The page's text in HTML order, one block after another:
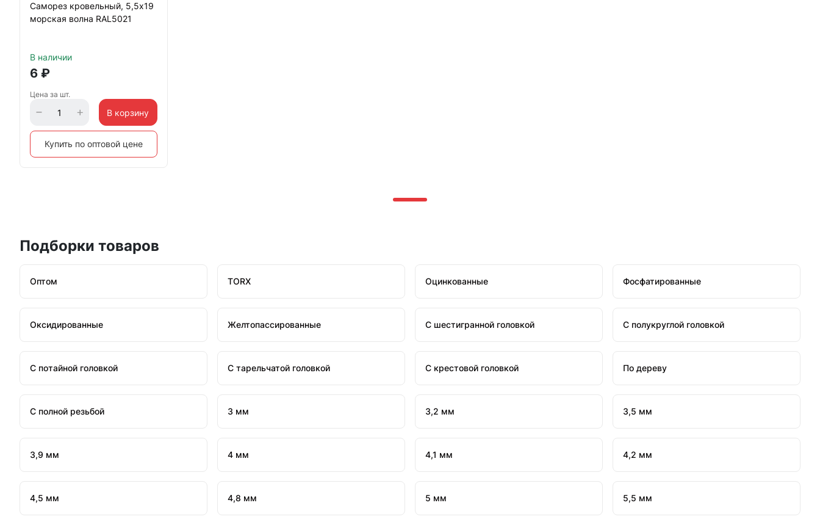
Саморез кровельный, 5,5х19
морская волна RAL5021
В наличии
6 ₽
Цена за шт.
В корзину
Купить по оптовой цене
Подборки товаров
Оптом TORX Оцинкованные Фосфатированные
Оксидированные Желтопассированные С шестигранной головкой С полукруглой головкой
С потайной головкой С тарельчатой головкой С крестовой головкой По дереву
С полной резьбой 3 мм 3,2 мм 3,5 мм
3,9 мм 4 мм 4,1 мм 4,2 мм
4,5 мм 4,8 мм 5 мм 5,5 мм